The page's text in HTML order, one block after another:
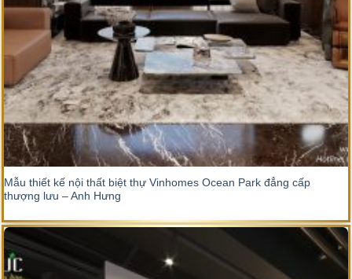
Mẫu thiết kế nội thất biệt thự Vinhomes Ocean Park đẳng cấp
thượng lưu – Anh Hưng